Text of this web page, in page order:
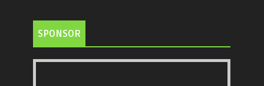
SPONSOR